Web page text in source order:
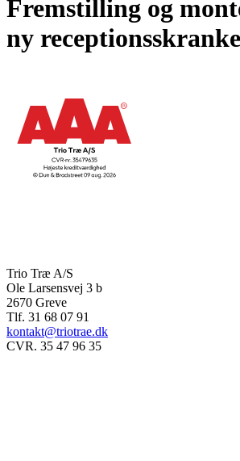
Fremstilling og
ny
Trio Træ A/S
Ole Larsensvej 3 b
2670 Greve
Tlf. 31 68 07 91
kontakt@triotrae.dk
CVR. 35 47 96 35